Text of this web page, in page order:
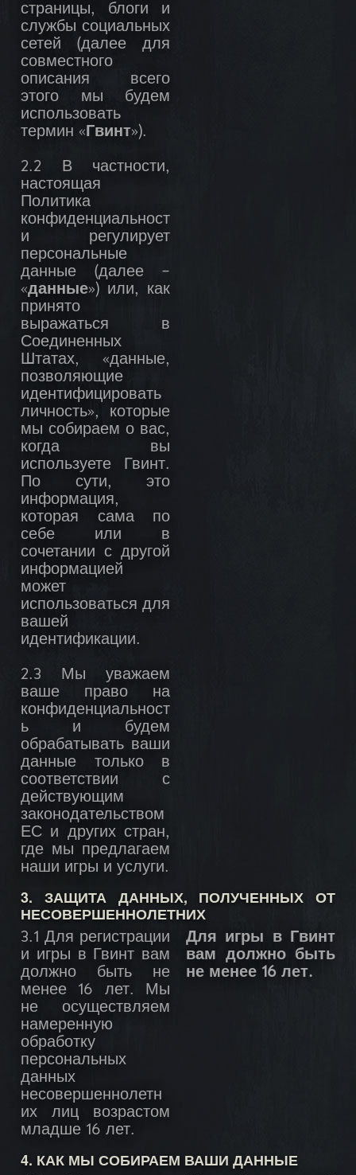
страницы, блоги и
службы социальных
сетей (далее для
совместного
описания всего
этого мы будем
использовать
термин «Гвинт»).
2.2 В частности,
настоящая
Политика
конфиденциальност
и регулирует
персональные
данные (далее –
«данные») или, как
принято
выражаться в
Соединенных
Штатах, «данные,
позволяющие
идентифицировать
личность», которые
мы собираем о вас,
когда вы
используете Гвинт.
По сути, это
информация,
которая сама по
себе или в
сочетании с другой
информацией
может
использоваться для
вашей
идентификации.
2.3 Мы уважаем
ваше право на
конфиденциальност
ь и будем
обрабатывать ваши
данные только в
соответствии с
действующим
законодательством
ЕС и других стран,
где мы предлагаем
наши игры и услуги.
3. ЗАЩИТА ДАННЫХ, ПОЛУЧЕННЫХ ОТ
НЕСОВЕРШЕННОЛЕТНИХ
3.1 Для регистрации
и игры в Гвинт вам
должно быть не
менее 16 лет. Мы
не осуществляем
намеренную
обработку
персональных
данных
несовершеннолетн
их лиц возрастом
младше 16 лет.
Для игры в Гвинт
вам должно быть
не менее 16 лет.
4. КАК МЫ СОБИРАЕМ ВАШИ ДАННЫЕ